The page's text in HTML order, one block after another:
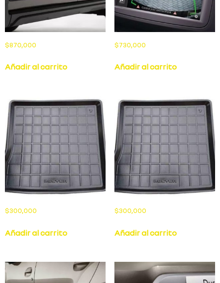
$870,000
Añadir al carrito
$730,000
Añadir al carrito
$300,000
Añadir al carrito
$300,000
Añadir al carrito